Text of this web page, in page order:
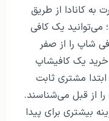
به کانادا از طریق
می‌توانید یک کافی
شاپ را از صفر
خرید یک کافیشاپ
مشتری ثابت
از قبل می‌شناسند.
بیشتری برای پیدا